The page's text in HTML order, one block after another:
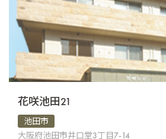
花咲池田21
池田市
大阪府池田市井口堂3丁目7-14